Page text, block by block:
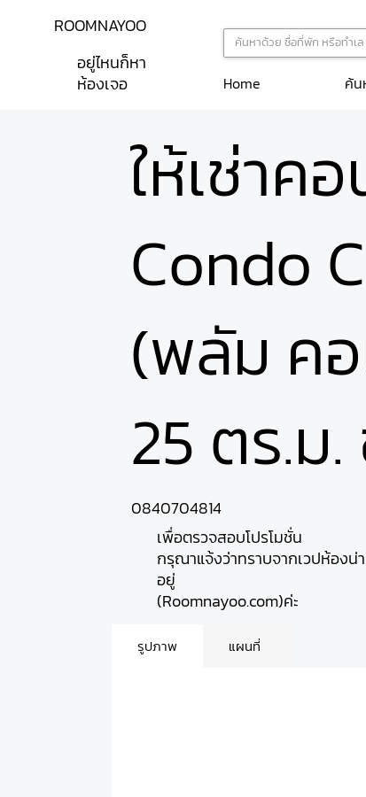
Home ค้น
ROOMNAYOO
อยู่ไหนก็หา
ห้องเจอ
ให้เช่าค
Condo
(พลัม ค
25 ตร.ม
0840704814
เพื่อตรวจสอบโปรโมชั่น
กรุณาแจ้งว่าทราบจากเวปห้องน่า
อยู่
(Roomnayoo.com)ค่ะ
รูปภาพ แผนที่